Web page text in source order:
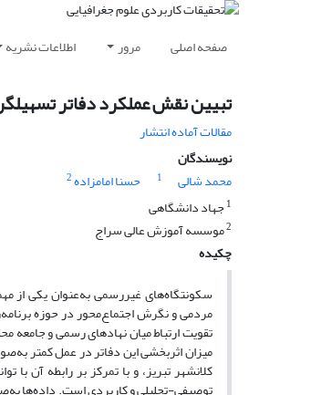
صفحه اصلی مرور اطلاعات نشریه
تبیین نقش عملکرد دفاتر
مقالات آماده انتشار
نویسندگان
محمد شالی
1 حسنا امامزاده2
1 جهاد دانشگاهی
2موسسه آموزش عالی سراج
چکیده
سکونتگاه‌های غیررسمی به‌عنوان یکی از
مردمی و نگرش اجتماع‌محور در حوزه
تقویت ارتباط میان نهادهای رسمی و جامعه
میزان اثربخشی این دفاتر در عمل کمتر
کلانشهر تبریز، و با تمرکز بر رابطه آن